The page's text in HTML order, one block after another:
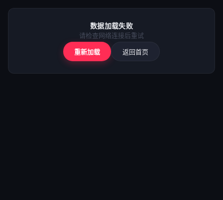
⚠️
数据加载失败
请检查网络连接后重试
重新加载 返回首页